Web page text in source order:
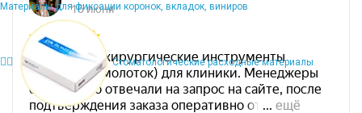
Материалы для фиксации коронок, вкладок, виниров
Стоматологические расходные материалы